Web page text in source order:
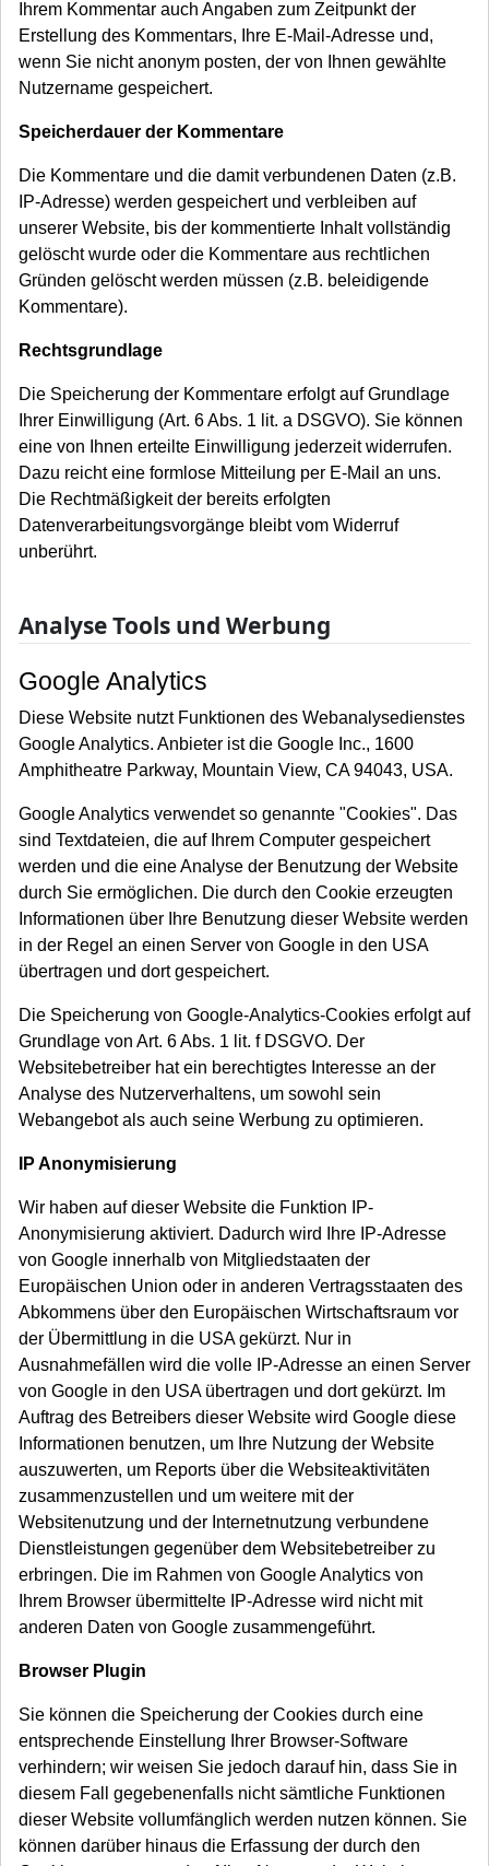
Ihrem Kommentar auch Angaben zum Zeitpunkt der
Erstellung des Kommentars, Ihre E-Mail-Adresse und,
wenn Sie nicht anonym posten, der von Ihnen gewählte
Nutzername gespeichert.
Speicherdauer der Kommentare
Die Kommentare und die damit verbundenen Daten (z.B.
IP-Adresse) werden gespeichert und verbleiben auf
unserer Website, bis der kommentierte Inhalt vollständig
gelöscht wurde oder die Kommentare aus rechtlichen
Gründen gelöscht werden müssen (z.B. beleidigende
Kommentare).
Rechtsgrundlage
Die Speicherung der Kommentare erfolgt auf Grundlage
Ihrer Einwilligung (Art. 6 Abs. 1 lit. a DSGVO). Sie können
eine von Ihnen erteilte Einwilligung jederzeit widerrufen.
Dazu reicht eine formlose Mitteilung per E-Mail an uns.
Die Rechtmäßigkeit der bereits erfolgten
Datenverarbeitungsvorgänge bleibt vom Widerruf
unberührt.
Analyse Tools und Werbung
Google Analytics
Diese Website nutzt Funktionen des Webanalysedienstes
Google Analytics. Anbieter ist die Google Inc., 1600
Amphitheatre Parkway, Mountain View, CA 94043, USA.
Google Analytics verwendet so genannte "Cookies". Das
sind Textdateien, die auf Ihrem Computer gespeichert
werden und die eine Analyse der Benutzung der Website
durch Sie ermöglichen. Die durch den Cookie erzeugten
Informationen über Ihre Benutzung dieser Website werden
in der Regel an einen Server von Google in den USA
übertragen und dort gespeichert.
Die Speicherung von Google-Analytics-Cookies erfolgt auf
Grundlage von Art. 6 Abs. 1 lit. f DSGVO. Der
Websitebetreiber hat ein berechtigtes Interesse an der
Analyse des Nutzerverhaltens, um sowohl sein
Webangebot als auch seine Werbung zu optimieren.
IP Anonymisierung
Wir haben auf dieser Website die Funktion IP-
Anonymisierung aktiviert. Dadurch wird Ihre IP-Adresse
von Google innerhalb von Mitgliedstaaten der
Europäischen Union oder in anderen Vertragsstaaten des
Abkommens über den Europäischen Wirtschaftsraum vor
der Übermittlung in die USA gekürzt. Nur in
Ausnahmefällen wird die volle IP-Adresse an einen Server
von Google in den USA übertragen und dort gekürzt. Im
Auftrag des Betreibers dieser Website wird Google diese
Informationen benutzen, um Ihre Nutzung der Website
auszuwerten, um Reports über die Websiteaktivitäten
zusammenzustellen und um weitere mit der
Websitenutzung und der Internetnutzung verbundene
Dienstleistungen gegenüber dem Websitebetreiber zu
erbringen. Die im Rahmen von Google Analytics von
Ihrem Browser übermittelte IP-Adresse wird nicht mit
anderen Daten von Google zusammengeführt.
Browser Plugin
Sie können die Speicherung der Cookies durch eine
entsprechende Einstellung Ihrer Browser-Software
verhindern; wir weisen Sie jedoch darauf hin, dass Sie in
diesem Fall gegebenenfalls nicht sämtliche Funktionen
dieser Website vollumfänglich werden nutzen können. Sie
können darüber hinaus die Erfassung der durch den